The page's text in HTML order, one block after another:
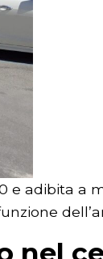
adibita